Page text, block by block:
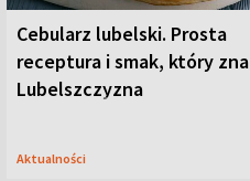
Cebularz lubelski. Prosta
receptura i smak, który zna
Lubelszczyzna
Aktualności